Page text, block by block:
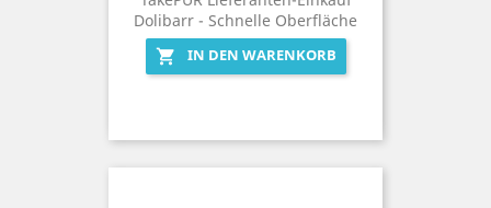
Dolibarr - Schnelle Oberfläche

IN DEN WARENKORB